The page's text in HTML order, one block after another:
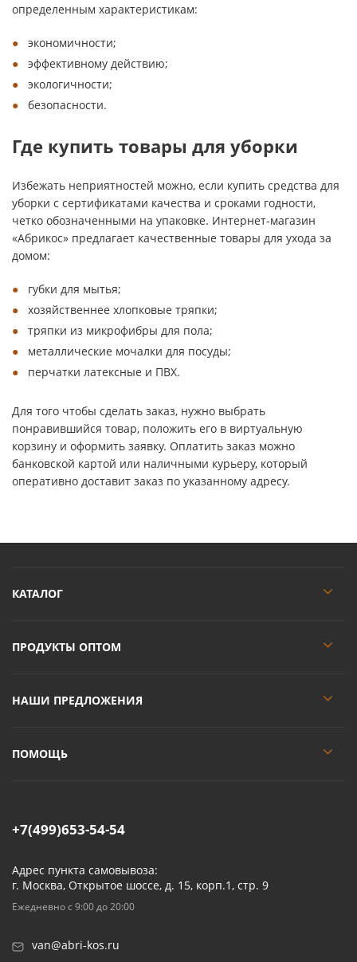
определенным характеристикам:
экономичности;
эффективному действию;
экологичности;
безопасности.
Где купить товары для уборки
Избежать неприятностей можно, если купить средства для
уборки с сертификатами качества и сроками годности,
четко обозначенными на упаковке. Интернет-магазин
«Абрикос» предлагает качественные товары для ухода за
домом:
губки для мытья;
хозяйственнее хлопковые тряпки;
тряпки из микрофибры для пола;
металлические мочалки для посуды;
перчатки латексные и ПВХ.
Для того чтобы сделать заказ, нужно выбрать
понравившийся товар, положить его в виртуальную
корзину и оформить заявку. Оплатить заказ можно
банковской картой или наличными курьеру, который
оперативно доставит заказ по указанному адресу.
КАТАЛОГ
ПРОДУКТЫ ОПТОМ
НАШИ ПРЕДЛОЖЕНИЯ
ПОМОЩЬ
+7(499)653-54-54
Адрес пункта самовывоза:
г. Москва, Открытое шоссе, д. 15, корп.1, стр. 9
Ежедневно с 9:00 до 20:00
van@abri-kos.ru